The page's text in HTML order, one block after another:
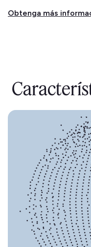
Obtenga más